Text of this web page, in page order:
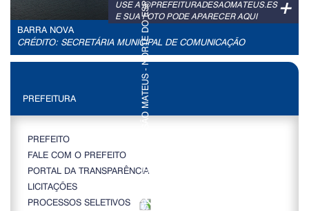
+
USE A @PREFEITURADESAOMATEUS.ES
E SUA FOTO PODE APARECER AQUI
BARRA NOVA
CRÉDITO: SECRETÁRIA MUNICIPAL DE COMUNICAÇÃO
PREFEITURA
PREFEITO
FALE COM O PREFEITO
PORTAL DA TRANSPARÊNCIA
LICITAÇÕES
PROCESSOS SELETIVOS